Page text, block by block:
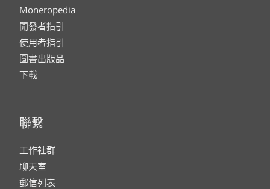
Moneropedia
開發者指引
使用者指引
圖書出版品
下載
聯繫
工作社群
聊天室
郵信列表